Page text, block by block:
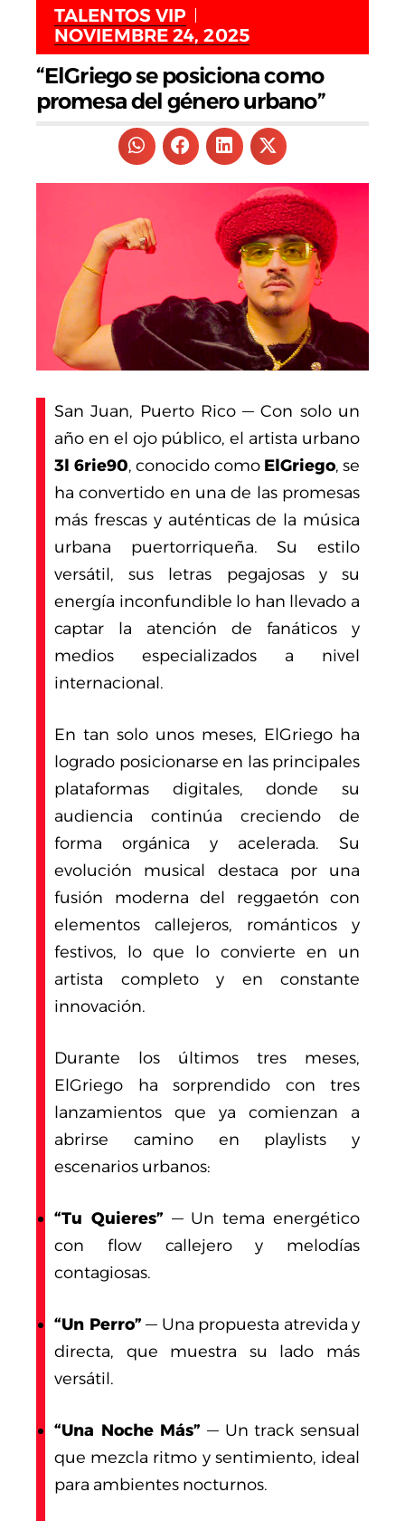
TALENTOS VIP
NOVIEMBRE 24, 2025
“ElGriego se posiciona como
promesa del género urbano”
San Juan, Puerto Rico — Con solo un
año en el ojo público, el artista urbano
3l 6rie90, conocido como ElGriego, se
ha convertido en una de las promesas
más frescas y auténticas de la música
urbana puertorriqueña. Su estilo
versátil, sus letras pegajosas y su
energía inconfundible lo han llevado a
captar la atención de fanáticos y
medios especializados a nivel
internacional.
En tan solo unos meses, ElGriego ha
logrado posicionarse en las principales
plataformas digitales, donde su
audiencia continúa creciendo de
forma orgánica y acelerada. Su
evolución musical destaca por una
fusión moderna del reggaetón con
elementos callejeros, románticos y
festivos, lo que lo convierte en un
artista completo y en constante
innovación.
Durante los últimos tres meses,
ElGriego ha sorprendido con tres
lanzamientos que ya comienzan a
abrirse camino en playlists y
escenarios urbanos:
“Tu Quieres” — Un tema energético
con flow callejero y melodías
contagiosas.
“Un Perro” — Una propuesta atrevida y
directa, que muestra su lado más
versátil.
“Una Noche Más” — Un track sensual
que mezcla ritmo y sentimiento, ideal
para ambientes nocturnos.